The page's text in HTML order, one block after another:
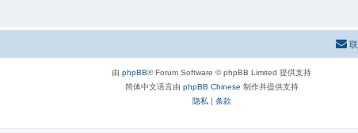
由 phpBB® Forum Software © phpBB Limited 提供支持
简体中文语言由 phpBB Chinese 制作并提供支持
隐私| 条款